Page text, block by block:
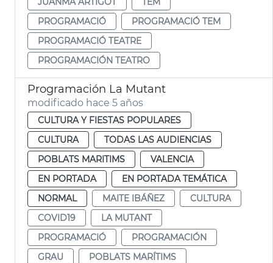
PROGRAMACIÓ
PROGRAMACIÓ TEM
PROGRAMACIÓ TEATRE
PROGRAMACIÓN TEATRO
Programación La Mutant
modificado hace 5 años
CULTURA Y FIESTAS POPULARES
CULTURA
TODAS LAS AUDIENCIAS
POBLATS MARITIMS
VALENCIA
EN PORTADA
EN PORTADA TEMÁTICA
NORMAL
MAITE IBÁÑEZ
CULTURA
COVID19
LA MUTANT
PROGRAMACIÓ
PROGRAMACIÓN
GRAU
POBLATS MARÍTIMS